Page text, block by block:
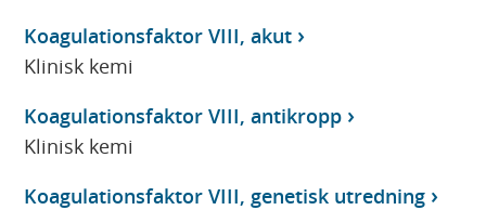
Koagulationsfaktor VIII, akut
Klinisk kemi
Koagulationsfaktor VIII, antikropp
Klinisk kemi
Koagulationsfaktor VIII, genetisk utredning